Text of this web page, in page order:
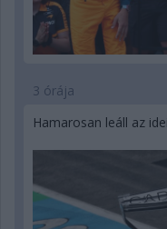
3 órája
Hamarosan leáll az